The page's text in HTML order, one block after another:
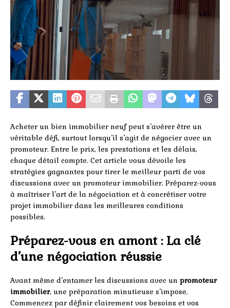
Acheter un bien immobilier neuf peut s’avérer être un
véritable défi, surtout lorsqu’il s’agit de négocier avec un
promoteur. Entre le prix, les prestations et les délais,
chaque détail compte. Cet article vous dévoile les
stratégies gagnantes pour tirer le meilleur parti de vos
discussions avec un promoteur immobilier. Préparez-vous
à maîtriser l’art de la négociation et à concrétiser votre
projet immobilier dans les meilleures conditions
possibles.
Préparez-vous en amont : La clé
d’une négociation réussie
Avant même d’entamer les discussions avec un promoteur
immobilier, une préparation minutieuse s’impose.
Commencez par définir clairement vos besoins et vos